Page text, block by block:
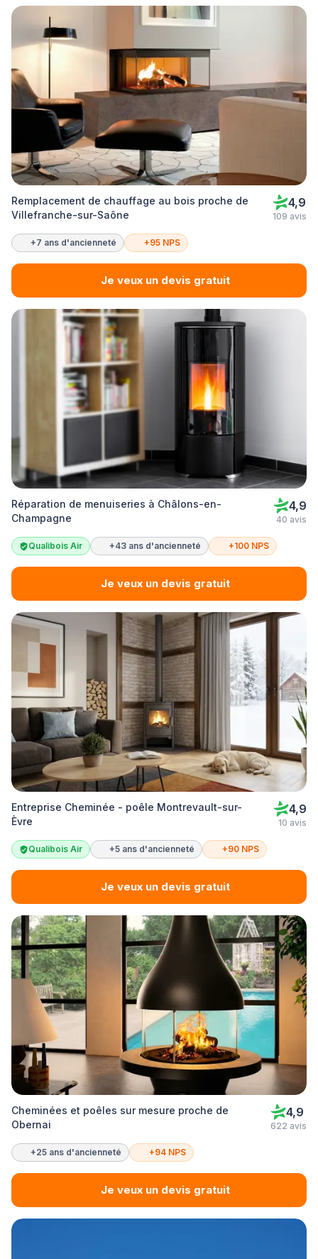
Remplacement de chauffage au bois proche de
Villefranche-sur-Saône
4,9
109 avis
+7 ans d'ancienneté +95 NPS
Je veux un devis gratuit
Réparation de menuiseries à Châlons-en-
Champagne
4,9
40 avis
Qualibois Air +43 ans d'ancienneté +100 NPS
Je veux un devis gratuit
Entreprise Cheminée - poêle Montrevault-sur-
Èvre
4,9
10 avis
Qualibois Air +5 ans d'ancienneté +90 NPS
Je veux un devis gratuit
Cheminées et poêles sur mesure proche de
Obernai
4,9
622 avis
+25 ans d'ancienneté +94 NPS
Je veux un devis gratuit